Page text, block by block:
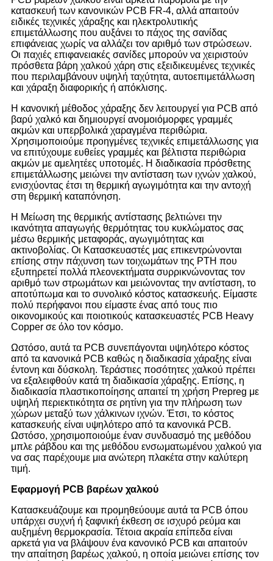
κατασκευή των κανονικών PCB FR-4, αλλά απαιτούν
ειδικές τεχνικές χάραξης και ηλεκτρολυτικής
επιμετάλλωσης που αυξάνει το πάχος της σανίδας
επιφάνειας χωρίς να αλλάζει τον αριθμό των στρώσεων.
Οι παχιές επιφανειακές σανίδες μπορούν να χειριστούν
πρόσθετα βάρη χαλκού χάρη στις εξειδικευμένες τεχνικές
που περιλαμβάνουν υψηλή ταχύτητα, αυτοεπιμετάλλωση
και χάραξη διαφορικής ή απόκλισης.
Η κανονική μέθοδος χάραξης δεν λειτουργεί για PCB από
βαρύ χαλκό και δημιουργεί ανομοιόμορφες γραμμές
ακμών και υπερβολικά χαραγμένα περιθώρια.
Χρησιμοποιούμε προηγμένες τεχνικές επιμετάλλωσης για
να επιτύχουμε ευθείες γραμμές και βέλτιστα περιθώρια
ακμών με αμελητέες υποτομές. Η διαδικασία πρόσθετης
επιμετάλλωσης μειώνει την αντίσταση των ιχνών χαλκού,
ενισχύοντας έτσι τη θερμική αγωγιμότητα και την αντοχή
στη θερμική καταπόνηση.
Η Μείωση της θερμικής αντίστασης βελτιώνει την
ικανότητα απαγωγής θερμότητας του κυκλώματος σας
μέσω θερμικής μεταφοράς, αγωγιμότητας και
ακτινοβολίας. Οι Κατασκευαστές μας επικεντρώνονται
επίσης στην πάχυνση των τοιχωμάτων της PTH που
εξυπηρετεί πολλά πλεονεκτήματα συρρικνώνοντας τον
αριθμό των στρωμάτων και μειώνοντας την αντίσταση, το
αποτύπωμα και το συνολικό κόστος κατασκευής. Είμαστε
πολύ περήφανοι που είμαστε ένας από τους πιο
οικονομικούς και ποιοτικούς κατασκευαστές PCB Heavy
Copper σε όλο τον κόσμο.
Ωστόσο, αυτά τα PCB συνεπάγονται υψηλότερο κόστος
από τα κανονικά PCB καθώς η διαδικασία χάραξης είναι
έντονη και δύσκολη. Τεράστιες ποσότητες χαλκού πρέπει
να εξαλειφθούν κατά τη διαδικασία χάραξης. Επίσης, η
διαδικασία πλαστικοποίησης απαιτεί τη χρήση Prepreg με
υψηλή περιεκτικότητα σε ρητίνη για την πλήρωση των
χώρων μεταξύ των χάλκινων ιχνών. Έτσι, το κόστος
κατασκευής είναι υψηλότερο από τα κανονικά PCB.
Ωστόσο, χρησιμοποιούμε έναν συνδυασμό της μεθόδου
μπλε ράβδου και της μεθόδου ενσωματωμένου χαλκού για
να σας παρέχουμε μια ανώτερη πλακέτα στην καλύτερη
τιμή.
Εφαρμογή PCB βαρέων χαλκού
Κατασκευάζουμε και προμηθεύουμε αυτά τα PCB όπου
υπάρχει συχνή ή ξαφνική έκθεση σε ισχυρό ρεύμα και
αυξημένη θερμοκρασία. Τέτοια ακραία επίπεδα είναι
αρκετά για να βλάψουν ένα κανονικό PCB και απαιτούν
την απαίτηση βαρέως χαλκού, η οποία μειώνει επίσης τον